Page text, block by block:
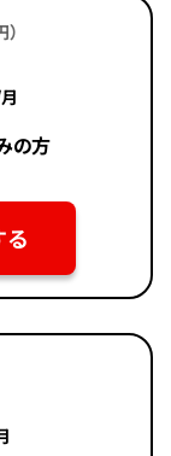
の方